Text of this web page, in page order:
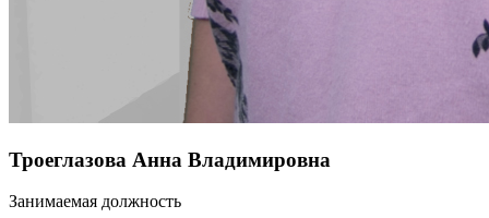
Троеглазова Анна Владимировна
Занимаемая должность